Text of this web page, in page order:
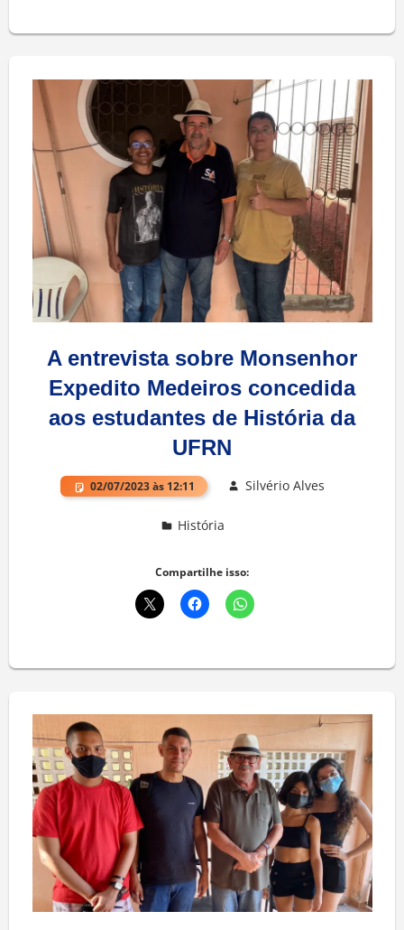
A entrevista sobre Monsenhor
Expedito Medeiros concedida
aos estudantes de História da
UFRN
02/07/2023 às 12:11 Silvério Alves
História
Compartilhe isso: